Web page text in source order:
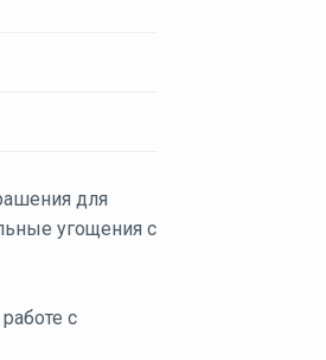
для
угощения с
с